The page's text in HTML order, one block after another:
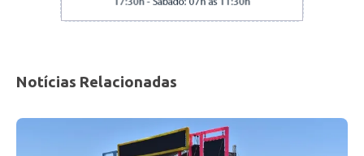
Notícias Relacionadas